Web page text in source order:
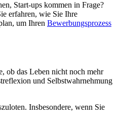
Start-ups kommen in Frage?
erfahren, wie Sie Ihre
um Ihren Bewerbungsprozess
ob das Leben nicht noch mehr
und Selbstwahrnehmung
Insbesondere, wenn Sie